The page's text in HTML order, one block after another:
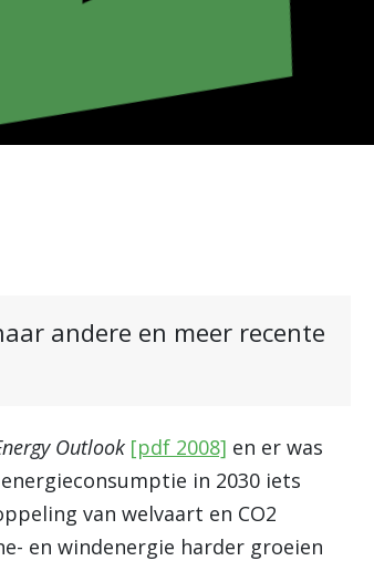
andere en meer recente
Outlook [pdf 2008] en er was
in 2030 iets
van welvaart en CO2
en windenergie harder groeien